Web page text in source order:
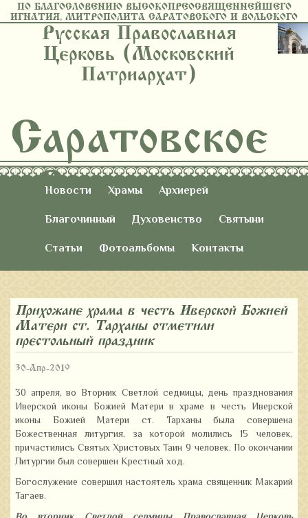
ПО БЛАГОСЛОВЕНИЮ ВЫСОКОПРЕОСВЯЩЕННЕЙШЕГО
ИГНАТИЯ, МИТРОПОЛИТА САРАТОВСКОГО И ВОЛЬСКОГО
Русская Православная
Церковь (Московский
Патриархат)
Саратовское
Восточное
Благочиние
Новости Храмы
Архиерей
Благочинный
Духовенство
Святыни
Статьи
Фотоальбомы Контакты
Прихожане храма в честь Иверской Божией
Матери ст. Тарханы отметили
престольный праздник
30-Апр-2019
30 апреля, во Вторник Светлой седмицы, день празднования
Иверской иконы Божией Матери в храме в честь Иверской
иконы Божией Матери ст. Тарханы была совершена
Божественная литургия, за которой молились 15 человек,
причастились Святых Христовых Таин 9 человек. По окончании
Литургии был совершен Крестный ход.
Богослужение совершил настоятель храма священник Макарий
Тагаев.